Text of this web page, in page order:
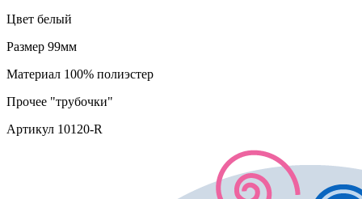
Цвет белый
Размер 99мм
Материал 100% полиэстер
Прочее "трубочки"
Артикул 10120-R